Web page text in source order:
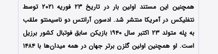
همچنین این مستند اولین بار در تاریخ ۲۳ فوریه ۲۰۲۱ توسط
نتفلیکس در آمریکا منتشر شد. ادسون آرانتس دو ناسیمنتو ملقب
به پله متولد ۲۳ اکتبر سال ۱۹۴۰ بازیکن سابق فوتبال کشور برزیل
است. او همچنین اولین گلزن برتر جهان در همه میدان‌ها با ۱۴۸۴